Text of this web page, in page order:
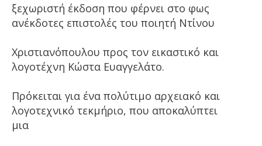
ξεχωριστή έκδοση που φέρνει στο φως
ανέκδοτες επιστολές του ποιητή Ντίνου
Χριστιανόπουλου προς τον εικαστικό και
λογοτέχνη Κώστα Ευαγγελάτο.
Πρόκειται για ένα πολύτιμο αρχειακό και
λογοτεχνικό τεκμήριο, που αποκαλύπτει
μια